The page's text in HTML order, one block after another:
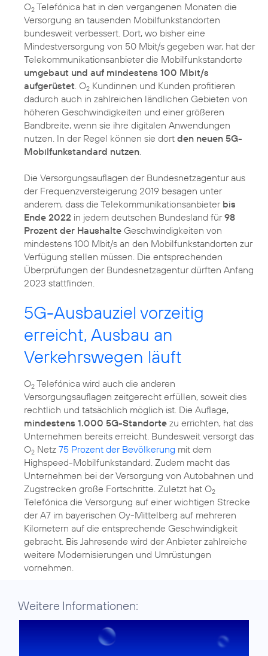
O2 Telefónica hat in den vergangenen Monaten die
Versorgung an tausenden Mobilfunkstandorten
bundesweit verbessert. Dort, wo bisher eine
Mindestversorgung von 50 Mbit/s gegeben war, hat der
Telekommunikationsanbieter die Mobilfunkstandorte
umgebaut und auf mindestens 100 Mbit/s
aufgerüstet. O2 Kundinnen und Kunden profitieren
dadurch auch in zahlreichen ländlichen Gebieten von
höheren Geschwindigkeiten und einer größeren
Bandbreite, wenn sie ihre digitalen Anwendungen
nutzen. In der Regel können sie dort den neuen 5G-
Mobilfunkstandard nutzen.
Die Versorgungsauflagen der Bundesnetzagentur aus
der Frequenzversteigerung 2019 besagen unter
anderem, dass die Telekommunikationsanbieter bis
Ende 2022 in jedem deutschen Bundesland für98
Prozent der Haushalte Geschwindigkeiten von
mindestens 100 Mbit/s an den Mobilfunkstandorten zur
Verfügung stellen müssen. Die entsprechenden
Überprüfungen der Bundesnetzagentur dürften Anfang
2023 stattfinden.
5G-Ausbauziel vorzeitig
erreicht, Ausbau an
Verkehrswegen läuft
O2 Telefónica wird auch die anderen
Versorgungsauflagen zeitgerecht erfüllen, soweit dies
rechtlich und tatsächlich möglich ist. Die Auflage,
mindestens 1.000 5G-Standorte zu errichten, hat das
Unternehmen bereits erreicht. Bundesweit versorgt das
O2 Netz 75 Prozent der Bevölkerung mit dem
Highspeed-Mobilfunkstandard. Zudem macht das
Unternehmen bei der Versorgung von Autobahnen und
Zugstrecken große Fortschritte. Zuletzt hat O2
Telefónica die Versorgung auf einer wichtigen Strecke
der A7 im bayerischen Oy-Mittelberg auf mehreren
Kilometern auf die entsprechende Geschwindigkeit
gebracht. Bis Jahresende wird der Anbieter zahlreiche
weitere Modernisierungen und Umrüstungen
vornehmen.
Weitere Informationen: